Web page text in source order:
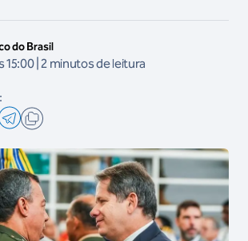
do Brasil
15:00 | 2 minutos de leitura